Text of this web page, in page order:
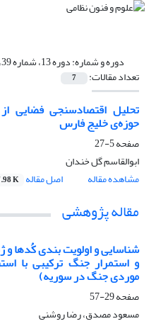
دوره و شماره:دوره 13، شماره 39، بهار 1396
تعداد مقالات: 7
تحلیل اقتصادسنجی فضایی
حوزه‌ی خلیج فارس
صفحه5-27
ابوالقاسم گل خندان
مشاهده مقاله
اصل مقاله K
مقاله پژوهشی
شناسایی و اولویت بندی کُدها
و استمرار جنگ ترکیبی با
موردی جنگ در سوریه)
صفحه29-57
مسعود مصدق، رضا روشنی